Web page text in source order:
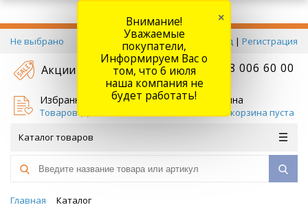
Не выбрано Вход | Регистрация
Акции +7 778 006 60 00
Избранное
Товаров (
Корзина
Ваша корзина пуста
Каталог товаров
Главная Каталог
Внимание!
Уважаемые
покупатели,
Информируем Вас о
том, что 6 июля
наша компания не
будет работать!
×